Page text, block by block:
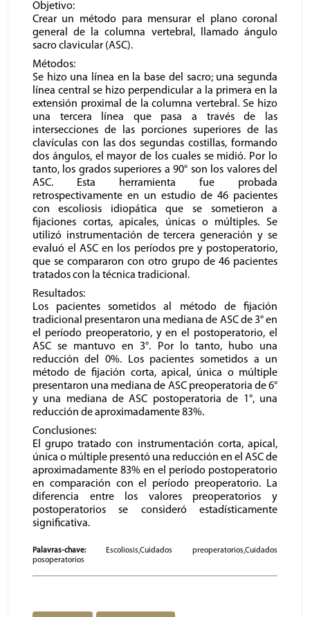
Objetivo:
Crear un método para mensurar el plano coronal
general de la columna vertebral, llamado ángulo
sacro clavicular (ASC).
Métodos:
Se hizo una línea en la base del sacro; una segunda
línea central se hizo perpendicular a la primera en la
extensión proximal de la columna vertebral. Se hizo
una tercera línea que pasa a través de las
intersecciones de las porciones superiores de las
clavículas con las dos segundas costillas, formando
dos ángulos, el mayor de los cuales se midió. Por lo
tanto, los grados superiores a 90° son los valores del
ASC. Esta herramienta fue probada
retrospectivamente en un estudio de 46 pacientes
con escoliosis idiopática que se sometieron a
fijaciones cortas, apicales, únicas o múltiples. Se
utilizó instrumentación de tercera generación y se
evaluó el ASC en los períodos pre y postoperatorio,
que se compararon con otro grupo de 46 pacientes
tratados con la técnica tradicional.
Resultados:
Los pacientes sometidos al método de fijación
tradicional presentaron una mediana de ASC de 3° en
el período preoperatorio, y en el postoperatorio, el
ASC se mantuvo en 3°. Por lo tanto, hubo una
reducción del 0%. Los pacientes sometidos a un
método de fijación corta, apical, única o múltiple
presentaron una mediana de ASC preoperatoria de 6°
y una mediana de ASC postoperatoria de 1°, una
reducción de aproximadamente 83%.
Conclusiones:
El grupo tratado con instrumentación corta, apical,
única o múltiple presentó una reducción en el ASC de
aproximadamente 83% en el período postoperatorio
en comparación con el período preoperatorio. La
diferencia entre los valores preoperatorios y
postoperatorios se consideró estadísticamente
significativa.
Palavras-chave:Escoliosis,Cuidados preoperatorios,Cuidados
posoperatorios